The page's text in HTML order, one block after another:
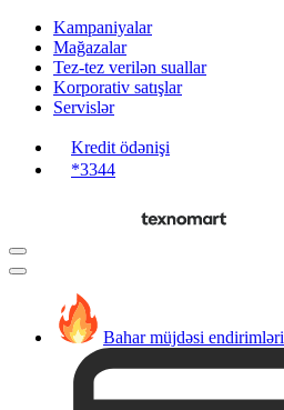
Kampaniyalar
Mağazalar
Tez-tez verilən suallar
Korporativ satışlar
Servislər
Kredit ödənişi
*3344
Bahar müjdəsi endirimləri